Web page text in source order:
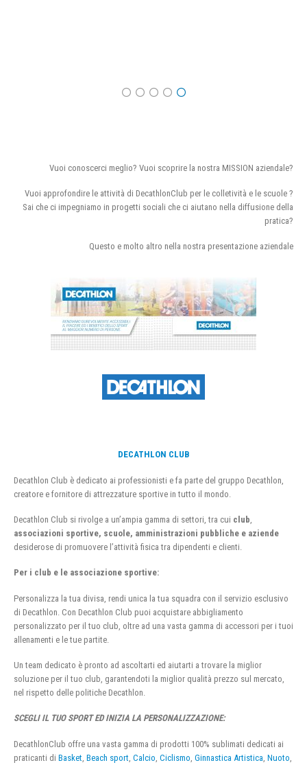
Vuoi conoscerci meglio? Vuoi scoprire la nostra MISSION aziendale?
Vuoi approfondire le attività di DecathlonClub per le colletività e le scuole ?
Sai che ci impegniamo in progetti sociali che ci aiutano nella diffusione della
pratica?
Questo e molto altro nella nostra presentazione aziendale
DECATHLON CLUB
Decathlon Club è dedicato ai professionisti e fa parte del gruppo Decathlon,
creatore e fornitore di attrezzature sportive in tutto il mondo.
Decathlon Club si rivolge a un’ampia gamma di settori, tra cui club
associazioni sportive, scuole, amministrazioni pubbliche e aziende
desiderose di promuovere l’attività fisica tra dipendenti e clienti.
Per i club e le associazione sportive:
Personalizza la tua divisa, rendi unica la tua squadra con il servizio esclusivo
di Decathlon. Con Decathlon Club puoi acquistare abbigliamento
personalizzato per il tuo club, oltre ad una vasta gamma di accessori per i tuoi
allenamenti e le tue partite.
Un team dedicato è pronto ad ascoltarti ed aiutarti a trovare la miglior
soluzione per il tuo club, garantendoti la miglior qualità prezzo sul mercato,
nel rispetto delle politiche Decathlon.
SCEGLI IL TUO SPORT ED INIZIA LA PERSONALIZZAZIONE:
DecathlonClub offre una vasta gamma di prodotti 100% sublimati dedicati ai
praticanti di Basket Beach sport Calcio Ciclismo Ginnastica Artistica Nuoto